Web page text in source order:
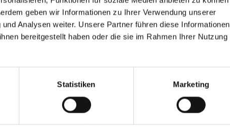
geben wir Informationen zu Ihrer Verwendung unserer
Analysen weiter. Unsere Partner führen diese Informationen
bereitgestellt haben oder die sie im Rahmen Ihrer Nutzung
Statistiken Marketing
Running Bull AGM